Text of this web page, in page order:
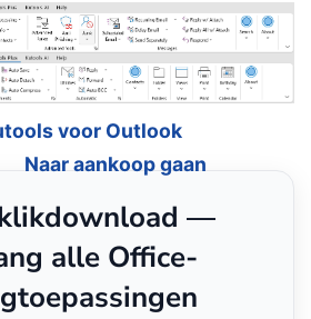
voor Outlook
Naar aankoop gaan
—
alle Office-